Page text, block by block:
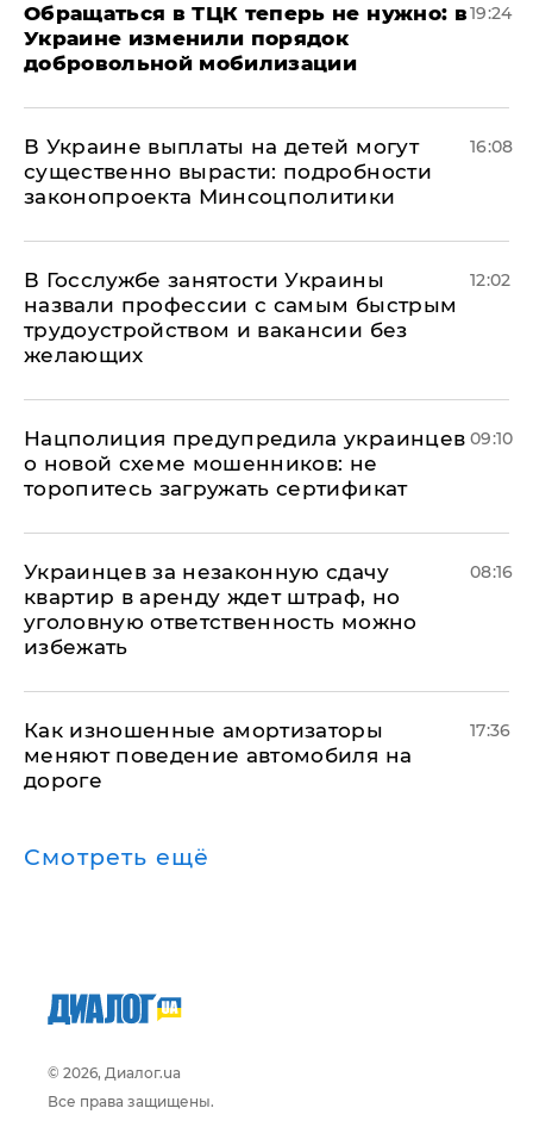
Обращаться в ТЦК теперь не нужно: в
Украине изменили порядок
добровольной мобилизации
19:24
В Украине выплаты на детей могут
существенно вырасти: подробности
законопроекта Минсоцполитики
16:08
В Госслужбе занятости Украины
назвали профессии с самым быстрым
трудоустройством и вакансии без
желающих
12:02
Нацполиция предупредила украинцев
о новой схеме мошенников: не
торопитесь загружать сертификат
09:10
Украинцев за незаконную сдачу
квартир в аренду ждет штраф, но
уголовную ответственность можно
избежать
08:16
Как изношенные амортизаторы
меняют поведение автомобиля на
дороге
17:36
Смотреть ещё
© 2026, Диалог.ua
Все права защищены.